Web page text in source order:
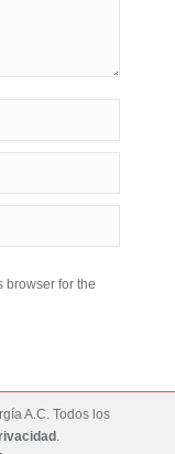
browser for the
A.C. Todos los
.